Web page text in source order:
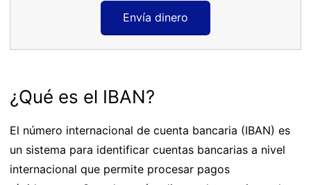
Envía dinero
¿Qué es el IBAN?
El número internacional de cuenta bancaria (IBAN) es
un sistema para identificar cuentas bancarias a nivel
internacional que permite procesar pagos